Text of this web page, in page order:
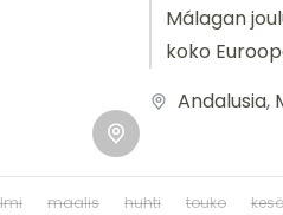
Málagan
koko
Andalusia,
maalis huhti touko